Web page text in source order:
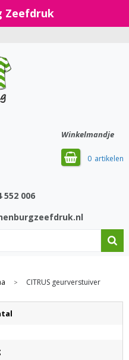
Zeefdruk
Winkelmandje
0
552 006
> CITRUS geurverstuiver